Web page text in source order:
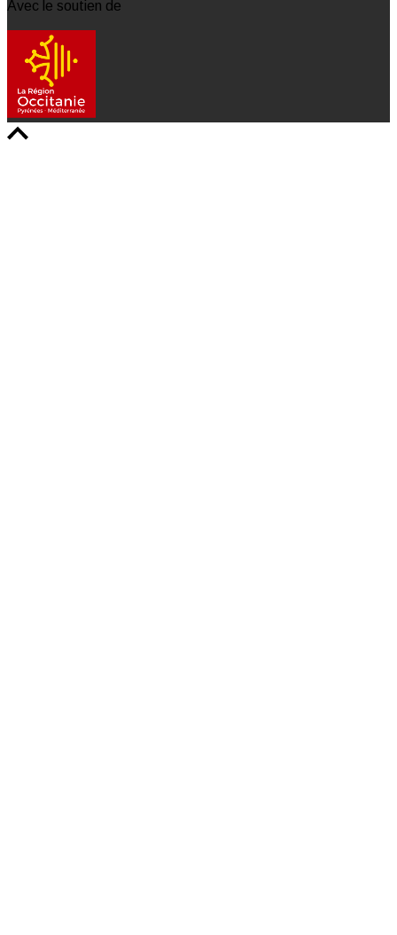
Avec le soutien de